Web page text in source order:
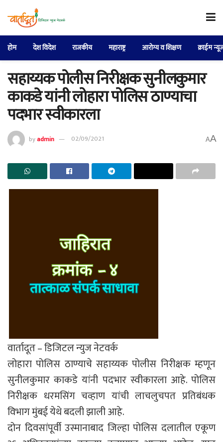
होम देश विदेश राजकीय महाराष्ट्र आरोग्य व शिक्षण क्राईम
सहाय्यक पोलीस निरीक्षक सुनीलकुमार
काकडे यांनी लोहारा पोलिस ठाण्याचा
पदभार स्वीकारला
byadmin 02/09/2021 AA
वार्तादूत – डिजिटल न्युज नेटवर्क
लोहारा पोलिस ठाण्याचे सहाय्यक पोलीस निरीक्षक म्हणून
सुनीलकुमार काकडे यांनी पदभार स्वीकारला आहे. पोलिस
निरीक्षक धरमसिंग चव्हाण यांची लाचलुचपत प्रतिबंधक
विभाग मुंबई येथे बदली झाली आहे.
दोन दिवसांपूर्वी उस्मानाबाद जिल्हा पोलिस दलातील एकूण